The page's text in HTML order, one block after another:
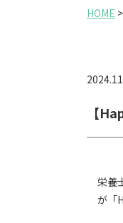
HOME >
【
栄養
が「